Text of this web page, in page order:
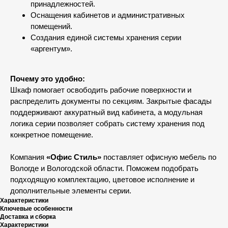
принадлежностей.
Оснащения кабинетов и административных
помещений.
Создания единой системы хранения серии
«аргентум».
Почему это удобно:
Шкаф помогает освободить рабочие поверхности и
распределить документы по секциям. Закрытые фасады
поддерживают аккуратный вид кабинета, а модульная
логика серии позволяет собрать систему хранения под
конкретное помещение.
Компания «Офис Стиль» поставляет офисную мебель по
Вологде и Вологодской области. Поможем подобрать
подходящую комплектацию, цветовое исполнение и
дополнительные элементы серии.
Характеристики
Ключевые особенности
Доставка и сборка
Характеристики